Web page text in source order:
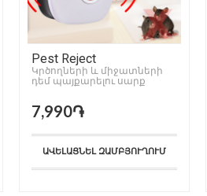
Pest Reject
Կրծողների և միջատների
դեմ պայքարելու սարք
7,990֏
ԱՎԵԼԱՑՆԵԼ ԶԱՄԲՅՈՒՂՈՒՄ